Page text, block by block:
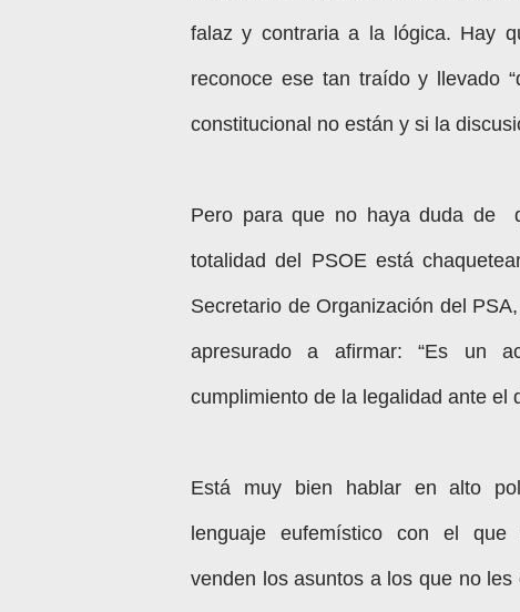
falaz y contraria a la lógica. Hay
reconoce ese tan traído y llevado
constitucional no están y si la
Pero para que no haya duda de
totalidad del PSOE está
Secretario de Organización del
apresurado a afirmar: “Es un
cumplimiento de la legalidad ante el
Está muy bien hablar en alto
lenguaje eufemístico con el que
venden los asuntos a los que no les